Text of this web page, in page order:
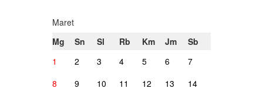
Maret
Mg
Sn Sl Rb Km Jm
Sb
1
2 3 4 5 6
7
8
9 10 11 12 13
14